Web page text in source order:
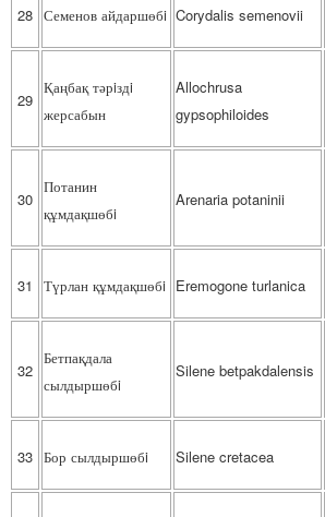
28 Семенов айдаршөбi Corydalis semenovii
29
Қаңбақ тәрiздi
жерсабын
Allochrusa
gypsophiloides
30
Потанин
құмдақшөбi
Arenaria potaninii
31 Түрлан құмдақшөбi Eremogone turlanica
32
Бетпақдала
сылдыршөбi
Silene betpakdalensis
33 Бор сылдыршөбi Silene cretacea